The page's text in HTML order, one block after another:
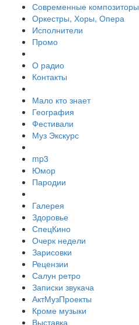
Современные композиторы
Оркестры, Хоры, Опера
Исполнители
Промо
О радио
Контакты
Мало кто знает
География
Фестивали
Муз Экскурс
mp3
Юмор
Пародии
Галерея
Здоровье
СпецКино
Очерк недели
Зарисовки
Рецензии
Салун ретро
Записки звукача
АктМузПроекты
Кроме музыки
Выставка